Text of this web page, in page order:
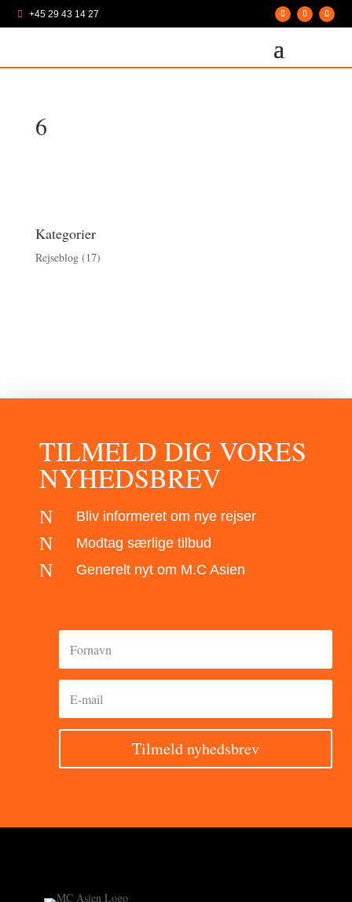
+45 29 43 14 27
6
Kategorier
Rejseblog(17)
TILMELD DIG VORES
NYHEDSBREV
N Bliv informeret om nye rejser
N Modtag særlige tilbud
N Generelt nyt om M.C Asien
Tilmeld nyhedsbrev